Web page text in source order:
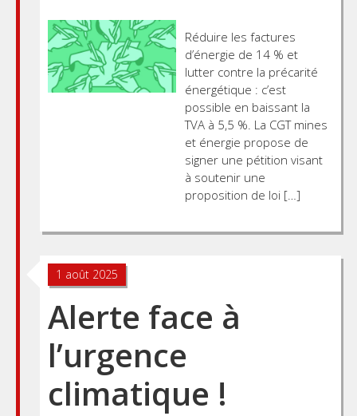
Réduire les factures
d’énergie de 14 % et
lutter contre la précarité
énergétique : c’est
possible en baissant la
TVA à 5,5 %. La CGT mines
et énergie propose de
signer une pétition visant
à soutenir une
proposition de loi […]
1 août 2025
Alerte face à
l’urgence
climatique !